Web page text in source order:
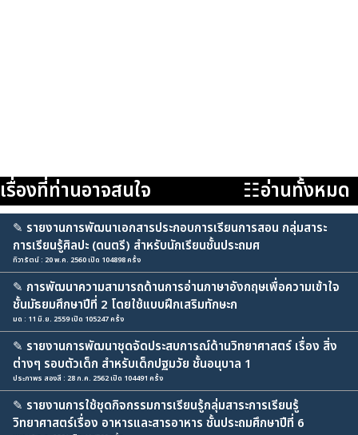
เรื่องที่ท่านอาจสนใจ ☷อ่านทั้งหมด
✎ รายงานการพัฒนาเอกสารประกอบการเรียนการสอน กลุ่มสาระ
การเรียนรู้ศิลปะ (ดนตรี) สำหรับนักเรียนชั้นประถมศ
ทิวารัตน์ : 20 พ.ค. 2560 เปิด 104898 ครั้ง
✎ การพัฒนาความสามารถด้านการอ่านภาษาอังกฤษเพื่อความเข้าใจ
ชั้นมัธยมศึกษาปีที่ 2 โดยใช้แบบฝึกเสริมทักษะก
มด : 11 มิ.ย. 2559 เปิด 105247 ครั้ง
✎ รายงานการพัฒนาชุดจัดประสบการณ์ด้านวิทยาศาสตร์ เรื่อง สิ่ง
ต่างๆ รอบตัวเด็ก สำหรับเด็กปฐมวัย ชั้นอนุบาล 1
ประภาพร สองสี : 28 ก.ค. 2562 เปิด 104491 ครั้ง
✎ รายงานการใช้ชุดกิจกรรมการเรียนรู้กลุ่มสาระการเรียนรู้
วิทยาศาสตร์เรื่อง อาหารและสารอาหาร ชั้นประถมศึกษาปีที่ 6